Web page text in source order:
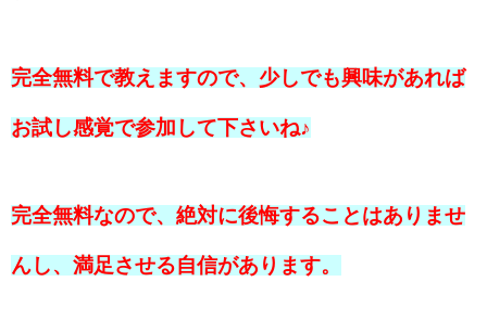
完全無料で教えますので、少しでも興味があれば
お試し感覚で参加して下さいね♪
完全無料なので、絶対に後悔することはありませ
んし、満足させる自信があります。